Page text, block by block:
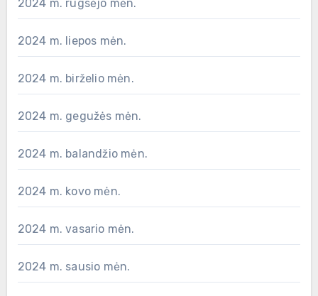
2024 m. rugsėjo mėn.
2024 m. liepos mėn.
2024 m. birželio mėn.
2024 m. gegužės mėn.
2024 m. balandžio mėn.
2024 m. kovo mėn.
2024 m. vasario mėn.
2024 m. sausio mėn.